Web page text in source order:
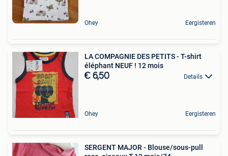
Ohey Eergisteren
LA COMPAGNIE DES PETITS - T-shirt
éléphant NEUF ! 12 mois
€ 6,50 Details
Ohey Eergisteren
SERGENT MAJOR - Blouse/sous-pull